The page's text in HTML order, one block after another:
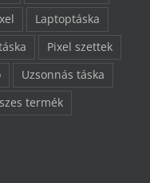
Laptoptáska
Pixel szettek
Uzsonnás táska
termék